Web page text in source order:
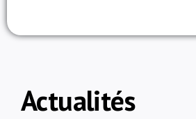
Actualités